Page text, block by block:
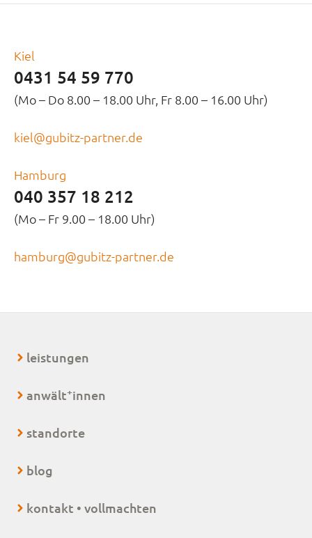
Kiel
0431 54 59 770
(Mo – Do 8.00 – 18.00 Uhr, Fr 8.00 – 16.00 Uhr)
kiel@gubitz-partner.de
Hamburg
040 357 18 212
(Mo – Fr 9.00 – 18.00 Uhr)
hamburg@gubitz-partner.de
leistungen
anwält+innen
standorte
blog
kontakt • vollmachten